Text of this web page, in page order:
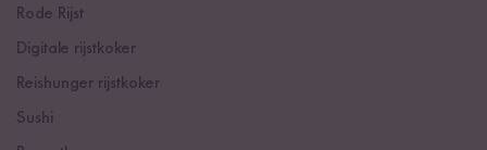
Rode Rijst
Digitale rijstkoker
Reishunger rijstkoker
Sushi